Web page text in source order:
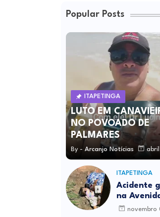
Popular Posts
ITAPETINGA
LUTO EM
NO POVOADO DE
PALMARES
By - Arcanjo Notícias
ITAPETINGA
Acidente
na
Rodrigues
novembro